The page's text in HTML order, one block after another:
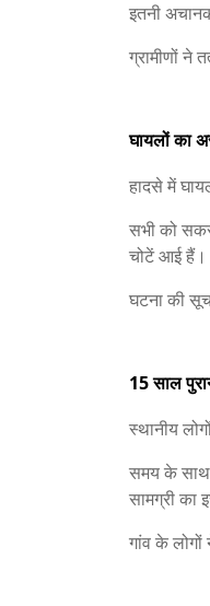
इतनी
ग्रामीणों ने
घायलों का
हादसे में
सभी को
चोटें आई हैं।
घटना की
15 साल
स्थानीय
समय के साथ
सामग्री का
गांव के लोगों